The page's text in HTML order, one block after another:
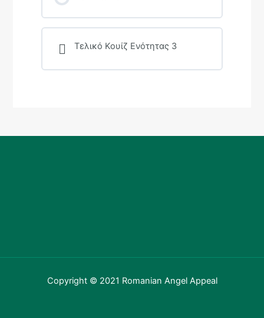
Τελικό Κουίζ Ενότητας 3
Copyright © 2021 Romanian Angel Appeal